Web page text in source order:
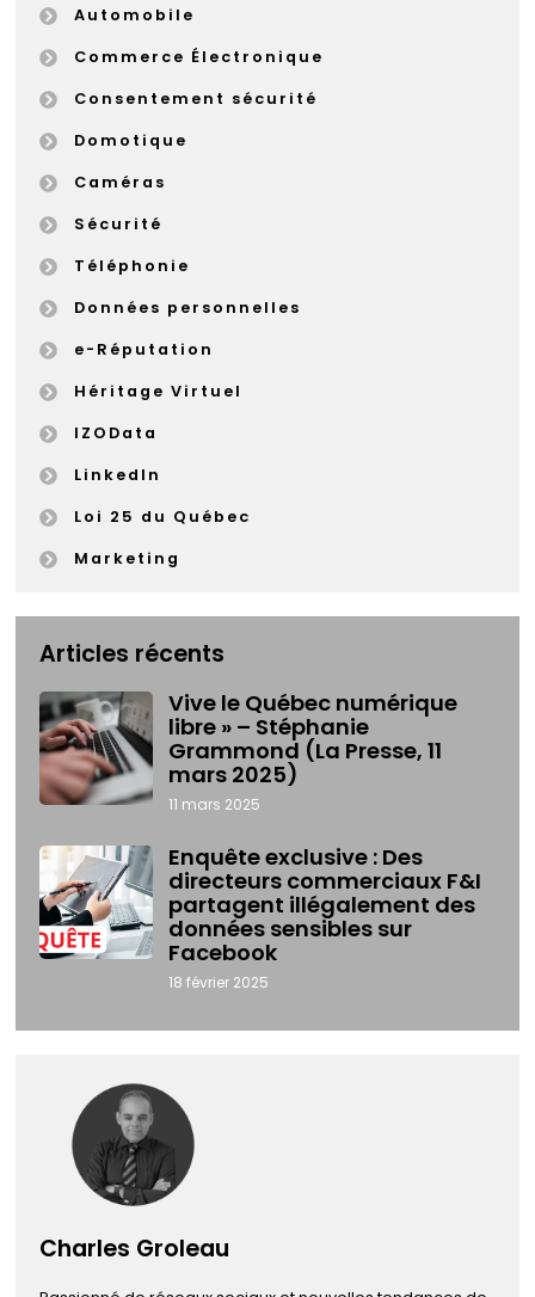
Automobile
Commerce Électronique
Consentement sécurité
Domotique
Caméras
Sécurité
Téléphonie
Données personnelles
e-Réputation
Héritage Virtuel
IZOData
LinkedIn
Loi 25 du Québec
Marketing
Articles récents
Vive le Québec numérique
libre » – Stéphanie
Grammond (La Presse, 11
mars 2025)
11 mars 2025
Enquête exclusive : Des
directeurs commerciaux F&I
partagent illégalement des
données sensibles sur
Facebook
18 février 2025
Charles Groleau